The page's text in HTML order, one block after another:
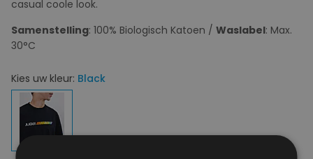
casual coole look.
Samenstelling: 100% Biologisch Katoen / Waslabel: Max.
30°C
Kies uw kleur: Black